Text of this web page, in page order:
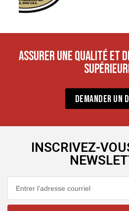
ASSURER UNE QUALITÉ ET
DEMANDER UN
INSCRIVEZ-